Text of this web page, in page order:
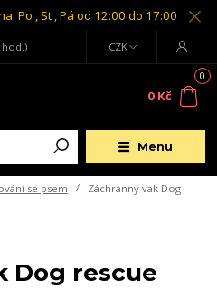
Po , St , Pá od 12:00 do 17:00
Menu
CZK
hod.)
0
0 Kč
se psem
Záchranný vak Dog
Dog rescue